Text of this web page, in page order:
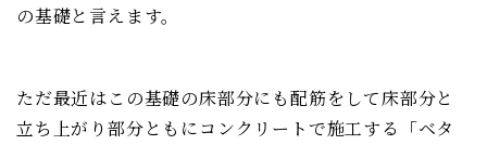
の基礎と言えます。
ただ最近はこの基礎の床部分にも配筋をして床部分と
立ち上がり部分ともにコンクリートで施工する「ベタ